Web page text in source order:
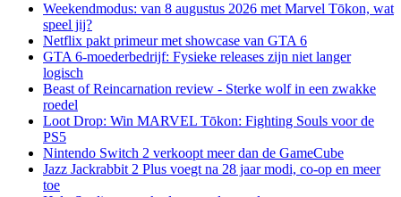
Weekendmodus: van 8 augustus 2026 met Marvel Tōkon, wat
speel jij?
Netflix pakt primeur met showcase van GTA 6
GTA 6-moederbedrijf: Fysieke releases zijn niet langer
logisch
Beast of Reincarnation review - Sterke wolf in een zwakke
roedel
Loot Drop: Win MARVEL Tōkon: Fighting Souls voor de
PS5
Nintendo Switch 2 verkoopt meer dan de GameCube
Jazz Jackrabbit 2 Plus voegt na 28 jaar modi, co-op en meer
toe